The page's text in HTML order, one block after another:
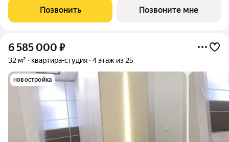
Позвонить Позвоните мне
6 585 000 ₽
32 м² квартира-студия 4 этаж из 25
новостройка